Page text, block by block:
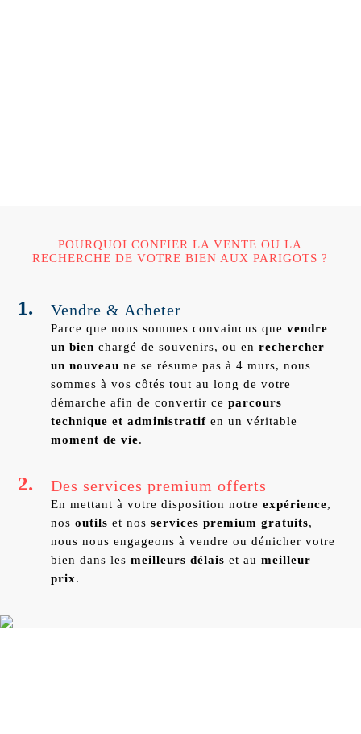
POURQUOI CONFIER LA VENTE OU LA
RECHERCHE DE VOTRE BIEN AUX PARIGOTS ?
1. Vendre & Acheter
Parce que nous sommes convaincus que vendre
un bien chargé de souvenirs, ou en rechercher
un nouveau ne se résume pas à 4 murs, nous
sommes à vos côtés tout au long de votre
démarche afin de convertir ce parcours
technique et administratif en un véritable
moment de vie.
2. Des services premium offerts
En mettant à votre disposition notre expérience,
nos outils et nos services premium gratuits,
nous nous engageons à vendre ou dénicher votre
bien dans les meilleurs délais et au meilleur
prix.